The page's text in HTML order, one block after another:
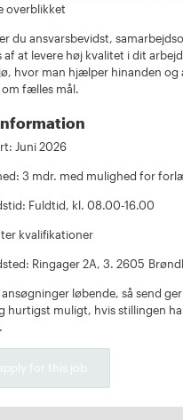
overblikket
du ansvarsbevidst,
at levere høj kvalitet i dit
hvor man hjælper hinanden og
fælles mål.
Juni 2026
3 mdr. med mulighed for
Fuldtid, kl. 08.00-16.00
kvalifikationer
Ringager 2A, 3. 2605
løbende, så send
hurtigst muligt, hvis stillingen
for this job